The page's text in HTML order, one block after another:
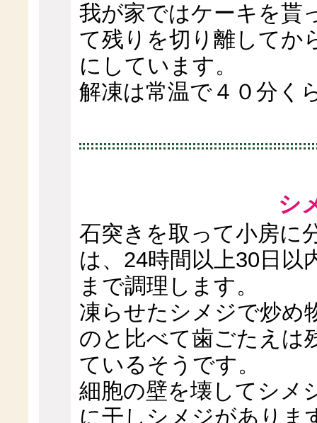
我が家ではケーキを貰
て残りを切り離してか
にしています。
解凍は常温で４０分く
シ
石突きを取って小房に
は、24時間以上30日
まで調理します。
凍らせたシメジで炒め
のと比べて歯ごたえは
ているそうです。
細胞の壁を壊してシメ
に干しシメジがありま